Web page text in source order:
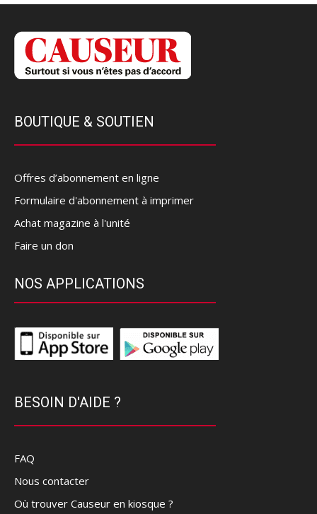
BOUTIQUE & SOUTIEN
Offres d’abonnement en ligne
Formulaire d'abonnement à imprimer
Achat magazine à l'unité
Faire un don
NOS APPLICATIONS
BESOIN D'AIDE ?
FAQ
Nous contacter
Où trouver Causeur en kiosque ?